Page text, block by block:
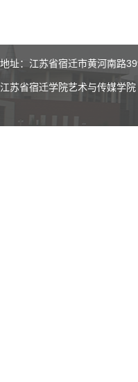
地址：江苏省宿迁市黄河南路
江苏省宿迁学院艺术与传媒学